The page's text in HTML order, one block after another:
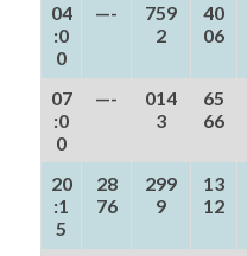
04
:0
0
—-
759
2
40
06
07
:0
0
—-
014
3
65
66
20
:1
5
28
76
299
9
13
12